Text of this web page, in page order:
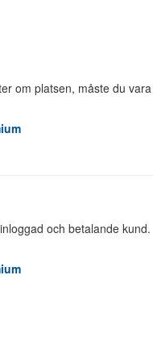
om platsen, måste du
och betalande kund.